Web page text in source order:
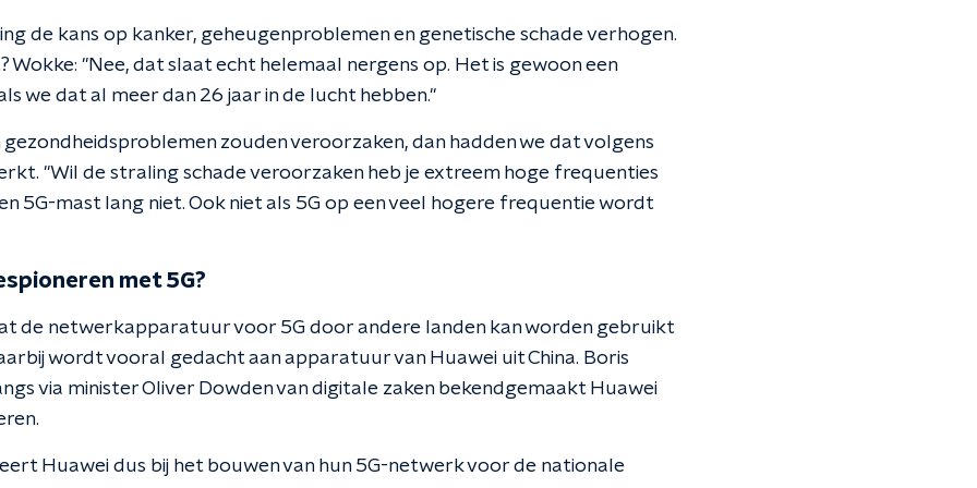
de kans op kanker, geheugenproblemen en genetische schade verhogen.
Wokke: "Nee, dat slaat echt helemaal nergens op. Het is gewoon een
we dat al meer dan 26 jaar in de lucht hebben."
zouden veroorzaken, dan hadden we dat volgens
"Wil de straling schade veroorzaken heb je extreem hoge frequenties
5G-mast lang niet. Ook niet als 5G op een veel hogere frequentie wordt
met 5G?
de netwerkapparatuur voor 5G door andere landen kan worden gebruikt
wordt vooral gedacht aan apparatuur van Huawei uit China. Boris
via minister Oliver Dowden van digitale zaken bekendgemaakt Huawei
Huawei dus bij het bouwen van hun 5G-netwerk voor de nationale